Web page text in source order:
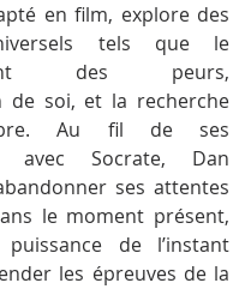
en film, explore des
tels que le
des peurs,
de soi, et la recherche
Au fil de ses
avec Socrate, Dan
ses attentes
le moment présent,
de l’instant
les épreuves de la